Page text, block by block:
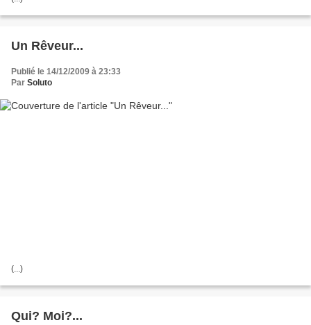
Un Rêveur...
Publié le 14/12/2009 à 23:33
Par Soluto
(...)
Qui? Moi?...